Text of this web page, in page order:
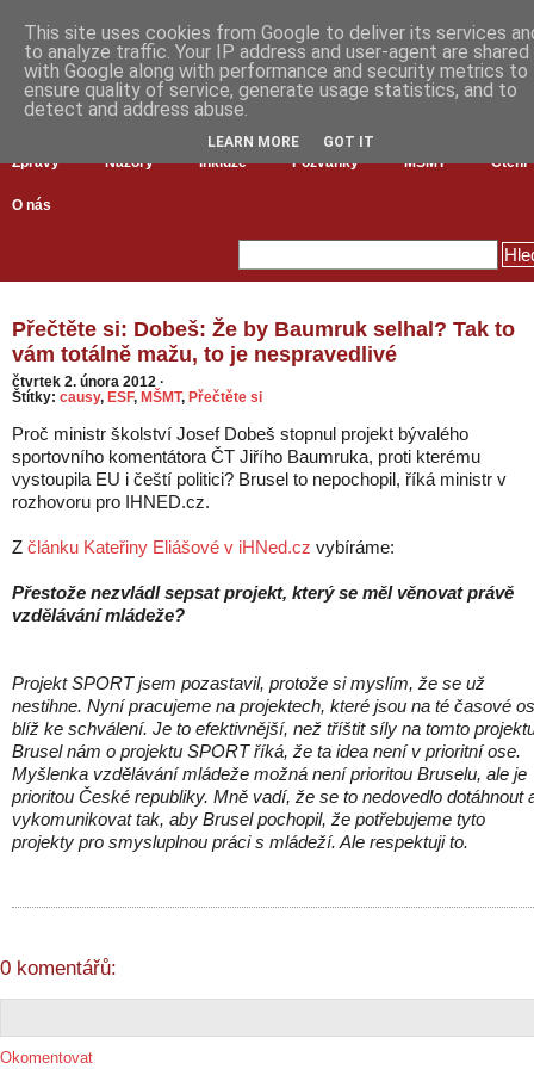
Zprávy Názory Inkluze Pozvánky MŠMT Čtení
O nás
Přečtěte si: Dobeš: Že by Baumruk selhal? Tak to
vám totálně mažu, to je nespravedlivé
čtvrtek 2. února 2012 ·
Štítky: causy, ESF, MŠMT, Přečtěte si
Proč ministr školství Josef Dobeš stopnul projekt bývalého
sportovního komentátora ČT Jiřího Baumruka, proti kterému
vystoupila EU i čeští politici? Brusel to nepochopil, říká ministr v
rozhovoru pro IHNED.cz.
Z článku Kateřiny Eliášové v iHNed.cz vybíráme:
Přestože nezvládl sepsat projekt, který se měl věnovat právě
vzdělávání mládeže?
Projekt SPORT jsem pozastavil, protože si myslím, že se už
nestihne. Nyní pracujeme na projektech, které jsou na té časové
blíž ke schválení. Je to efektivnější, než tříštit síly na tomto
Brusel nám o projektu SPORT říká, že ta idea není v prioritní ose.
Myšlenka vzdělávání mládeže možná není prioritou Bruselu, ale je
prioritou České republiky. Mně vadí, že se to nedovedlo dotáhnout
vykomunikovat tak, aby Brusel pochopil, že potřebujeme tyto
projekty pro smysluplnou práci s mládeží. Ale respektuji to.
0 komentářů:
Okomentovat
This site uses cookies from Google to deliver its services
to analyze traffic. Your IP address and user-agent are shared
with Google along with performance and security metrics to
ensure quality of service, generate usage statistics, and to
detect and address abuse.
LEARN MORE GOT IT